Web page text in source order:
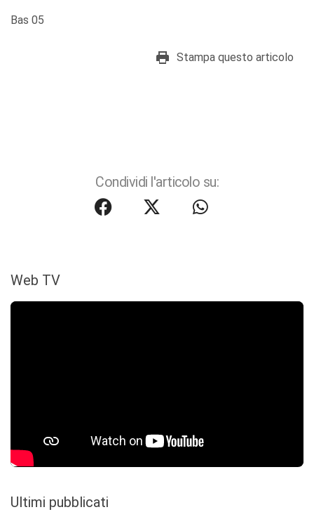
Bas 05
Stampa questo articolo
Condividi l'articolo su:
Web TV
Ultimi pubblicati